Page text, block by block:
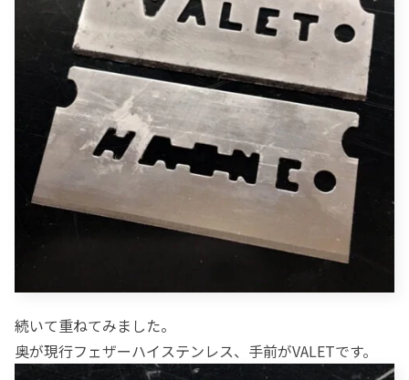
続いて重ねてみました。
奥が現行フェザーハイステンレス、手前がVALETです。